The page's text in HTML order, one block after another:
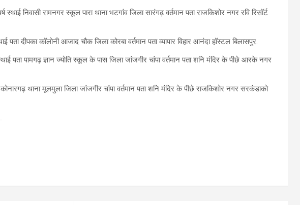
निवासी रामनगर स्कूल पारा थाना भटगांव जिला सारंगढ़ वर्तमान पता राजकिशोर नगर रवि रिसॉर्ट
पता दीपका कॉलोनी आजाद चौक जिला कोरबा वर्तमान पता व्यापार विहार आनंदा हॉस्टल बिलासपुर.
पता पामगढ़ ज्ञान ज्योति स्कूल के पास जिला जांजगीर चांपा वर्तमान पता शनि मंदिर के पीछे आरके नगर
कोनारगढ़ थाना मूलमुला जिला जांजगीर चांपा वर्तमान पता शनि मंदिर के पीछे राजकिशोर नगर सरकंडाको